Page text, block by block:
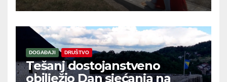
DOGAĐAJI DRUŠTVO
Tešanj dostojanstveno
obilježio Dan sjećanja na